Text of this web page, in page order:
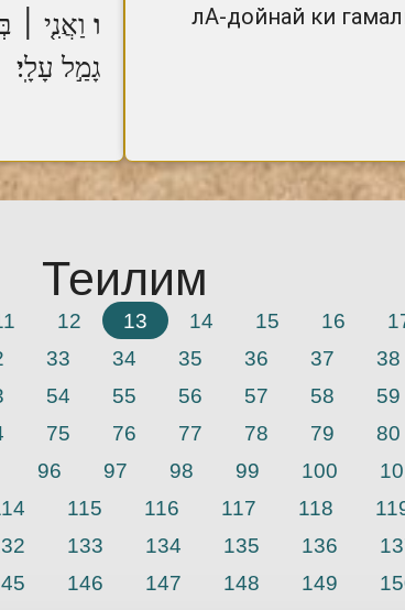
ו וַאֲנִ֤י ׀
גָמַ֣ל עָלָֽי׃
лА-дойнай ки
Теилим
12 13 14 15 16
33 34 35 36 37 38
54 55 56 57 58 59
75 76 77 78 79 80
96 97 98 99 100
115 116 117 118
133 134 135 136
146 147 148 149